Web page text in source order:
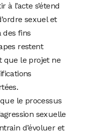
l’acte s’étend
sexuel et
des fins
restent
que le projet ne
le processus
sexuelle
d’évoluer et